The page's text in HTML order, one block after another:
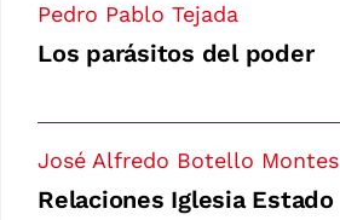
Pedro Pablo Tejada
Los parásitos del poder
José Alfredo Botello Montes
Relaciones Iglesia Estado